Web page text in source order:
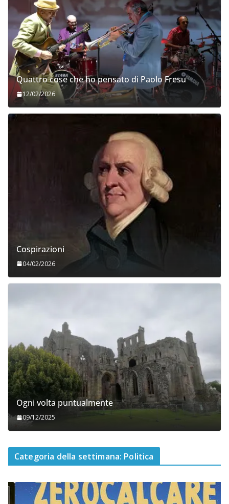
Quattro cose che ho pensato di Paolo Fresu
12/02/2026
Cospirazioni
04/02/2026
Ogni volta puntualmente
09/12/2025
Categoria della settimana: Politica